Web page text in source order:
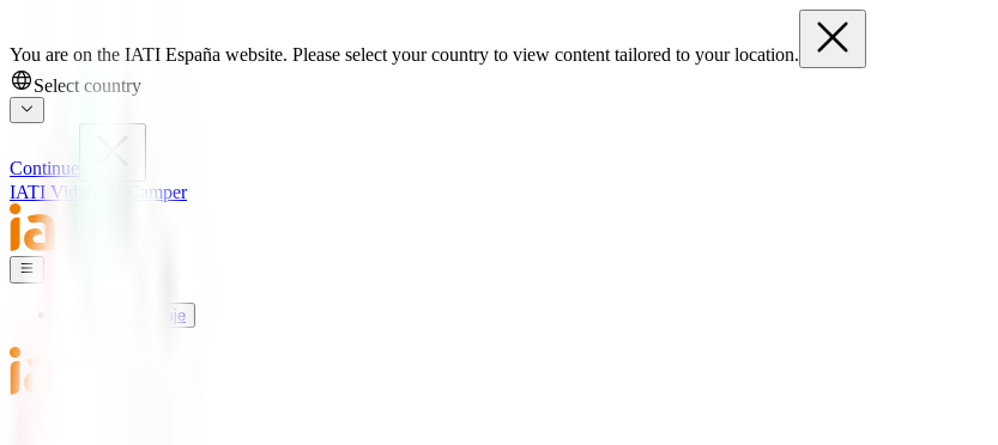
You are on the IATI España website. Please select your country to view content tailored to your location.
Select country
Continue
IATI Vida
IATI Camper
Seguros de Viaje